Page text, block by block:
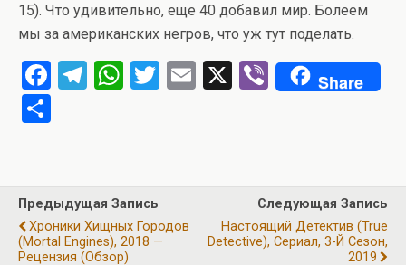
15). Что удивительно, еще 40 добавил мир. Болеем
мы за американских негров, что уж тут поделать.
F
o
o
k
T
a
m
W
A
p
p
T
E
X
Vi
Share
р
а
в
Предыдущая Запись
Хроники Хищных Городов
(Mortal Engines), 2018 —
Рецензия (обзор)
Следующая Запись
Настоящий Детектив (True
Detective), Сериал, 3-Й Сезон,
2019